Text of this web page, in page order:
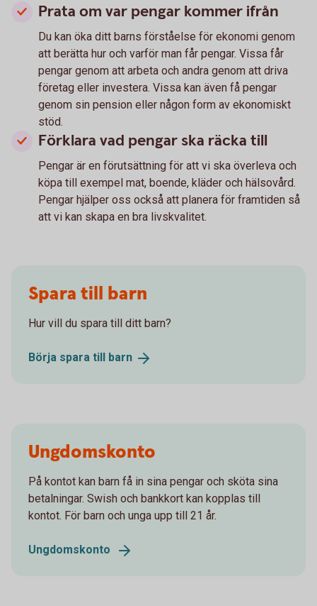
Prata om var pengar kommer ifrån
Du kan öka ditt barns förståelse för ekonomi genom
att berätta hur och varför man får pengar. Vissa får
pengar genom att arbeta och andra genom att driva
företag eller investera. Vissa kan även få pengar
genom sin pension eller någon form av ekonomiskt
stöd.
Förklara vad pengar ska räcka till
Pengar är en förutsättning för att vi ska överleva och
köpa till exempel mat, boende, kläder och hälsovård.
Pengar hjälper oss också att planera för framtiden så
att vi kan skapa en bra livskvalitet.
Spara till barn
Hur vill du spara till ditt barn?
Börja spara till barn
Ungdomskonto
På kontot kan barn få in sina pengar och sköta sina
betalningar. Swish och bankkort kan kopplas till
kontot. För barn och unga upp till 21 år.
Ungdomskonto